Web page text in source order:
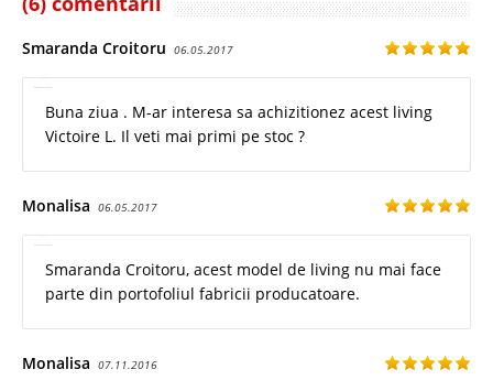
Smaranda Croitoru 06.05.2017
Buna ziua . M-ar interesa sa achizitionez acest living
Victoire L. Il veti mai primi pe stoc ?
Monalisa 06.05.2017
Smaranda Croitoru, acest model de living nu mai face
parte din portofoliul fabricii producatoare.
Monalisa 07.11.2016